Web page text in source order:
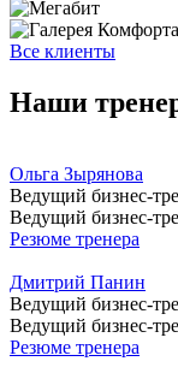
Все клиенты
Наши
Ольга Зырянова
Ведущий бизнес-
Ведущий бизнес-
Резюме тренера
Дмитрий Панин
Ведущий бизнес-
Ведущий бизнес-
Резюме тренера